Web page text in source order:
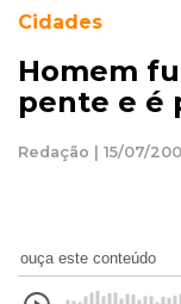
Cidades
Homem
pente e é
Redação | 15/07/
ouça este conteúdo